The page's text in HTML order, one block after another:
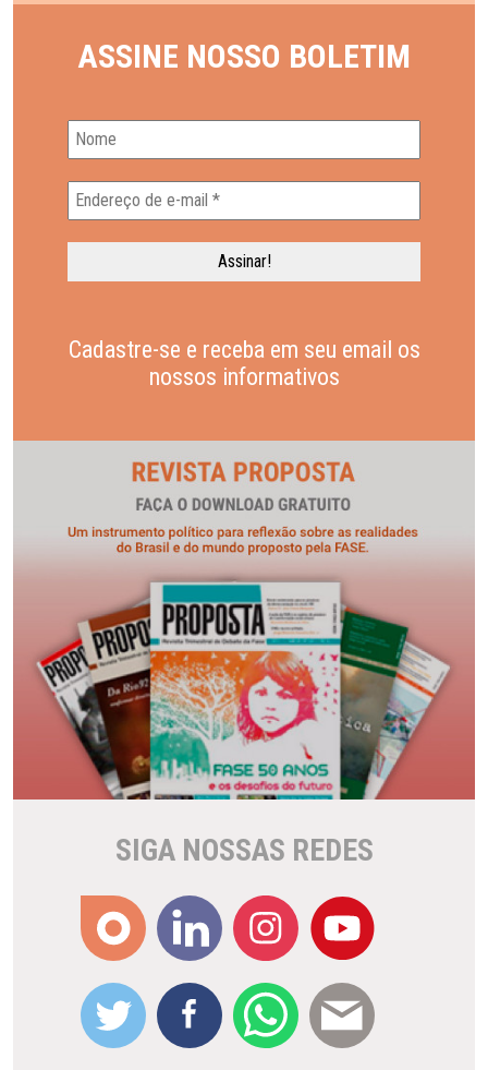
ASSINE NOSSO BOLETIM
Cadastre-se e receba em seu email os
nossos informativos
SIGA NOSSAS REDES